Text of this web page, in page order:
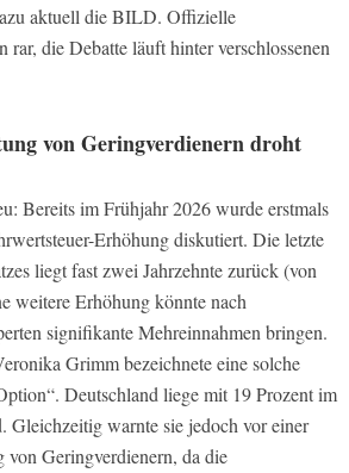
aktuell die BILD. Offizielle
rar, die Debatte läuft hinter verschlossenen
von Geringverdienern droht
Bereits im Frühjahr 2026 wurde erstmals
Erhöhung diskutiert. Die letzte
liegt fast zwei Jahrzehnte zurück (von
weitere Erhöhung könnte nach
signifikante Mehreinnahmen bringen.
Grimm bezeichnete eine solche
Deutschland liege mit 19 Prozent im
Gleichzeitig warnte sie jedoch vor einer
von Geringverdienern, da die